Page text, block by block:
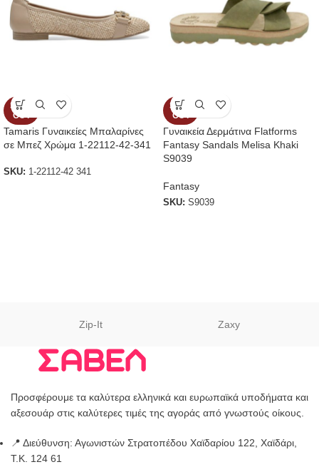
SOLD
OUT
Tamaris Γυναικείες Μπαλαρίνες
σε Μπεζ Χρώμα 1-22112-42-341
SKU: 1-22112-42 341
SOLD
OUT
Γυναικεία Δερμάτινα Flatforms
Fantasy Sandals Melisa Khaki
S9039
Fantasy
SKU: S9039
Zip-It Zaxy
Προσφέρουμε τα καλύτερα ελληνικά και ευρωπαϊκά υποδήματα και
αξεσουάρ στις καλύτερες τιμές της αγοράς από γνωστούς οίκους.
📍 Διεύθυνση: Αγωνιστών Στρατοπέδου Χαϊδαρίου 122, Χαϊδάρι,
Τ.Κ. 124 61